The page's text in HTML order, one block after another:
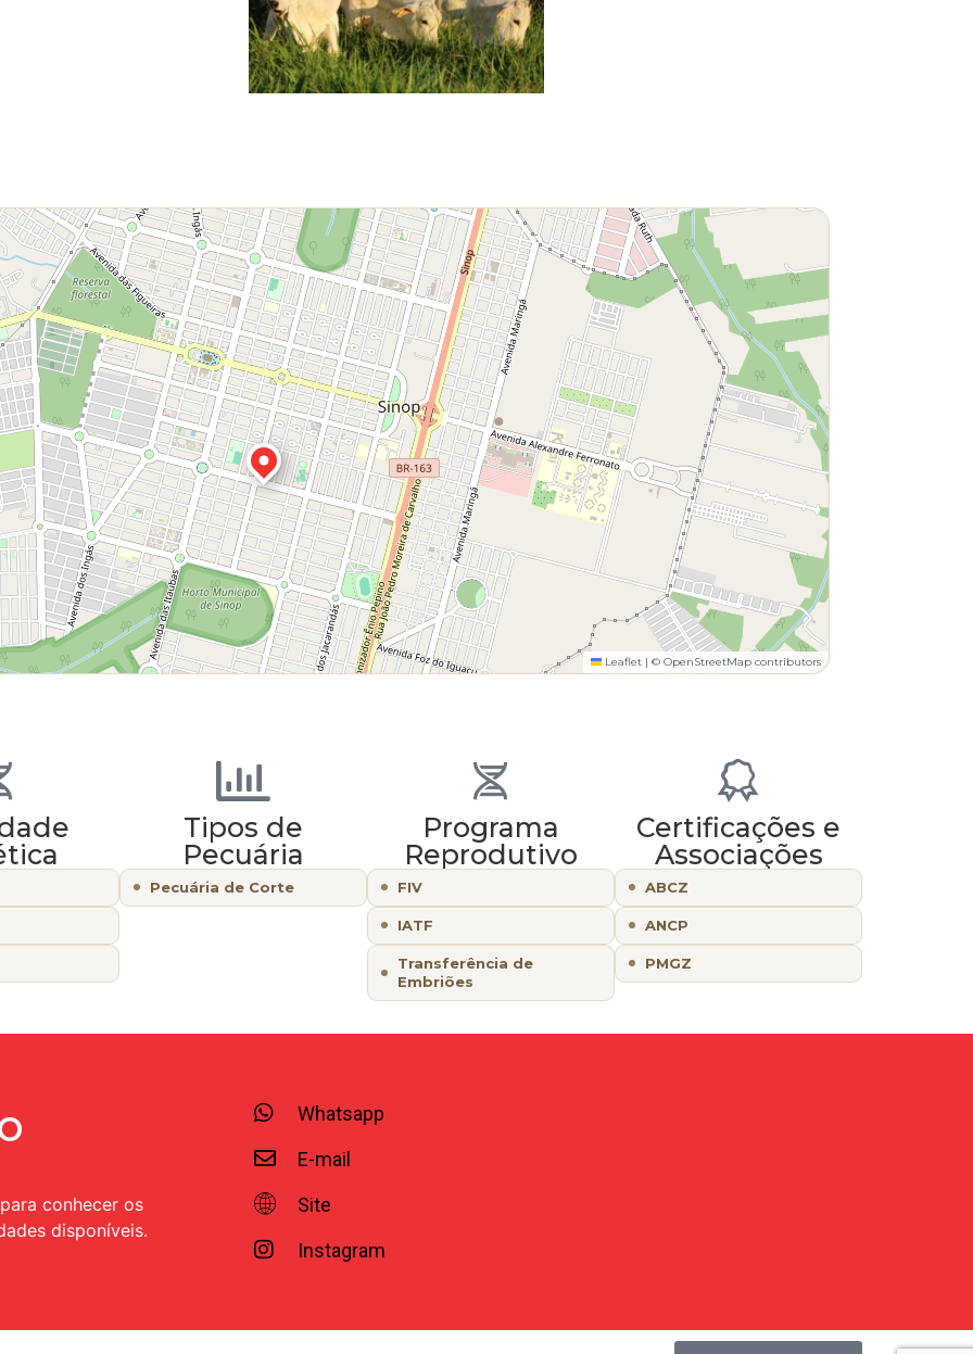
Leaflet | © OpenStreetMap contributors
Tipos de
Pecuária
Pecuária de Corte
Programa
Reprodutivo
FIV
IATF
Transferência de
Embriões
Certificações e
Associações
ABCZ
ANCP
PMGZ
conhecer os
disponíveis.
Whatsapp
E-mail
Site
Instagram